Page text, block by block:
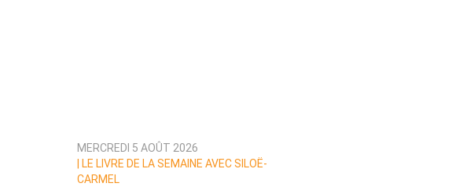
MERCREDI 5 AOÛT 2026
LE LIVRE DE LA SEMAINE AVEC SILOË-
CARMEL